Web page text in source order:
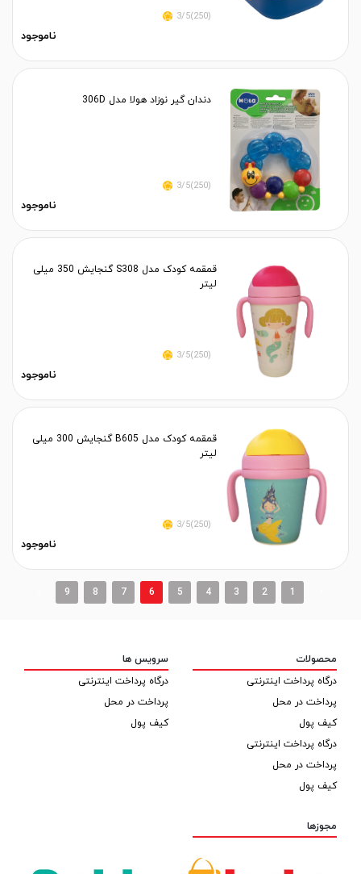
(250)3/5
ناموجود
دندان گیر نوزاد هولا مدل 306D
(250)3/5
ناموجود
قمقمه کودک مدل S308 گنجایش 350 میلی
لیتر
(250)3/5
ناموجود
قمقمه کودک مدل B605 گنجایش 300 میلی
لیتر
(250)3/5
ناموجود
1
2
3
4
5
6
7
8
9
محصولات
درگاه پرداخت اینترنتی
پرداخت در محل
کیف پول
درگاه پرداخت اینترنتی
پرداخت در محل
کیف پول
سرویس ها
درگاه پرداخت اینترنتی
پرداخت در محل
کیف پول
مجوزها